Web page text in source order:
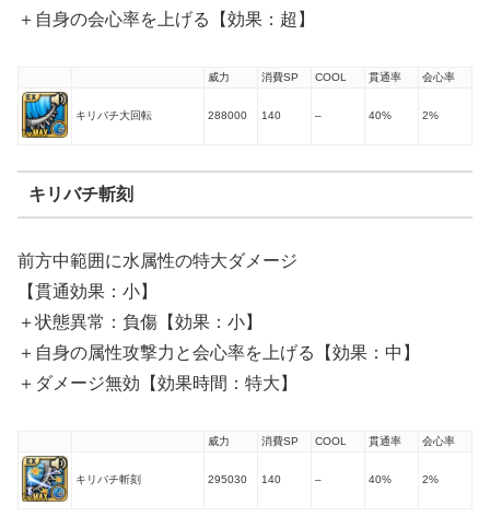
＋自身の会心率を上げる【効果：超】
威力 消費SP COOL 貫通率 会心率
キリバチ大回転 288000 140 – 40% 2%
キリバチ斬刻
前方中範囲に水属性の特大ダメージ
【貫通効果：小】
＋状態異常：負傷【効果：小】
＋自身の属性攻撃力と会心率を上げる【効果：中】
＋ダメージ無効【効果時間：特大】
威力 消費SP COOL 貫通率 会心率
キリバチ斬刻 295030 140 – 40% 2%